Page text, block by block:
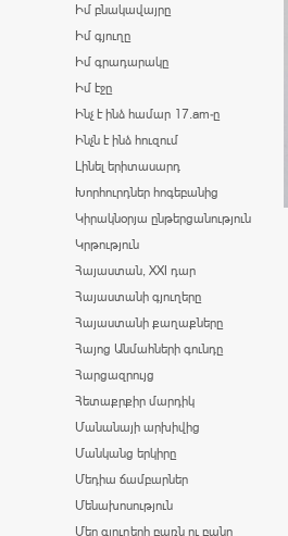
Իմ բնակավայրը
Իմ գյուղը
Իմ գրադարակը
Իմ էջը
Ինչ է ինձ համար 17.am-ը
Ինչն է ինձ հուզում
Լինել երիտասարդ
Խորհուրդներ հոգեբանից
Կիրակնօրյա ընթերցանություն
Կրթություն
Հայաստան, XXI դար
Հայաստանի գյուղերը
Հայաստանի քաղաքները
Հայոց Անմահների գունդը
Հարցազրույց
Հետաքրքիր մարդիկ
Մանանայի արխիվից
Մանկանց երկիրը
Մեդիա ճամբարներ
Մենախոսություն
Մեր գյուղերի բառն ու բանը